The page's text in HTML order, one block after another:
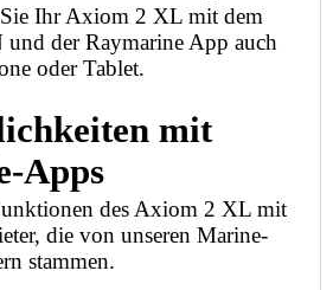
Sie Ihr Axiom 2 XL mit dem
der Raymarine App auch
oder Tablet.
mit
Apps
des Axiom 2 XL mit
die von unseren Marine-
stammen.